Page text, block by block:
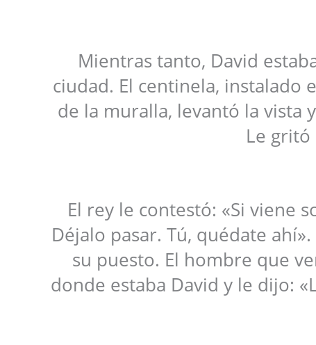
Mientras tanto, David
ciudad. El centinela, instalado
de la muralla, levantó la vista
Le gritó
El rey le contestó: «Si viene
Déjalo pasar. Tú, quédate
su puesto. El hombre que
donde estaba David y le dijo: